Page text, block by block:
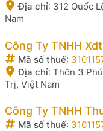
Địa chỉ: 312 Quốc
Nam
Công Ty TNHH
Mã số thuế:
Địa chỉ: Thôn 3
Trị, Việt Nam
Công Ty TNHH
Mã số thuế: